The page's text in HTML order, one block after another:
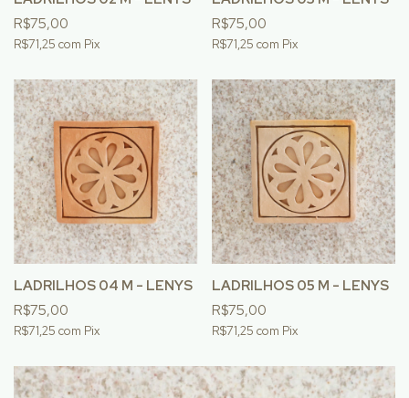
R$75,00
R$71,25 com Pix
R$75,00
R$71,25 com Pix
LADRILHOS 04 M - LENYS
R$75,00
R$71,25 com Pix
LADRILHOS 05 M - LENYS
R$75,00
R$71,25 com Pix